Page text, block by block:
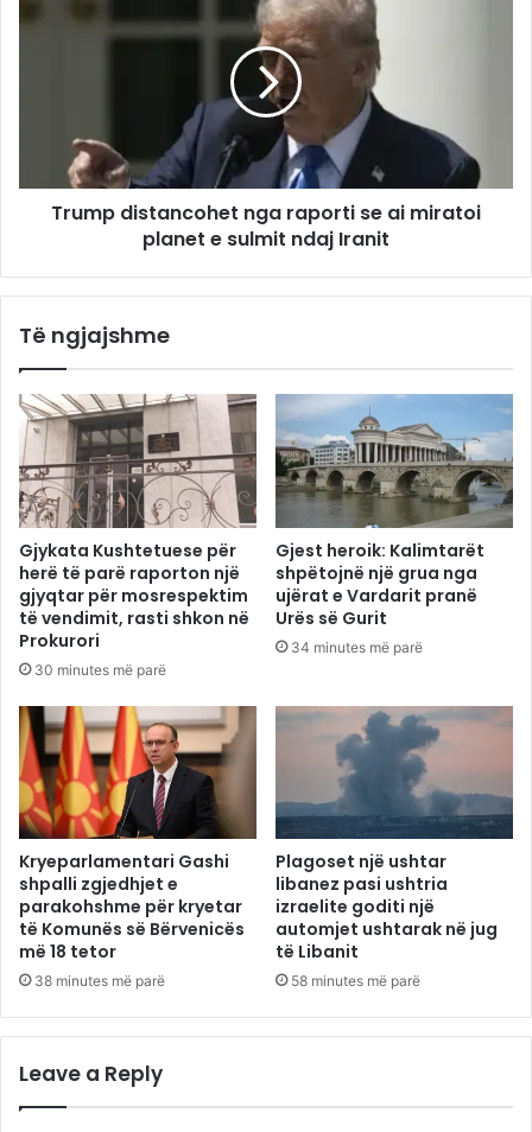
Trump distancohet nga raporti se ai miratoi
planet e sulmit ndaj Iranit
Të ngjajshme
Gjykata Kushtetuese për
herë të parë raporton një
gjyqtar për mosrespektim
të vendimit, rasti shkon në
Prokurori
30 minutes më parë
Gjest heroik: Kalimtarët
shpëtojnë një grua nga
ujërat e Vardarit pranë
Urës së Gurit
34 minutes më parë
Kryeparlamentari Gashi
shpalli zgjedhjet e
parakohshme për kryetar
të Komunës së Bërvenicës
më 18 tetor
38 minutes më parë
Plagoset një ushtar
libanez pasi ushtria
izraelite goditi një
automjet ushtarak në jug
të Libanit
58 minutes më parë
Leave a Reply